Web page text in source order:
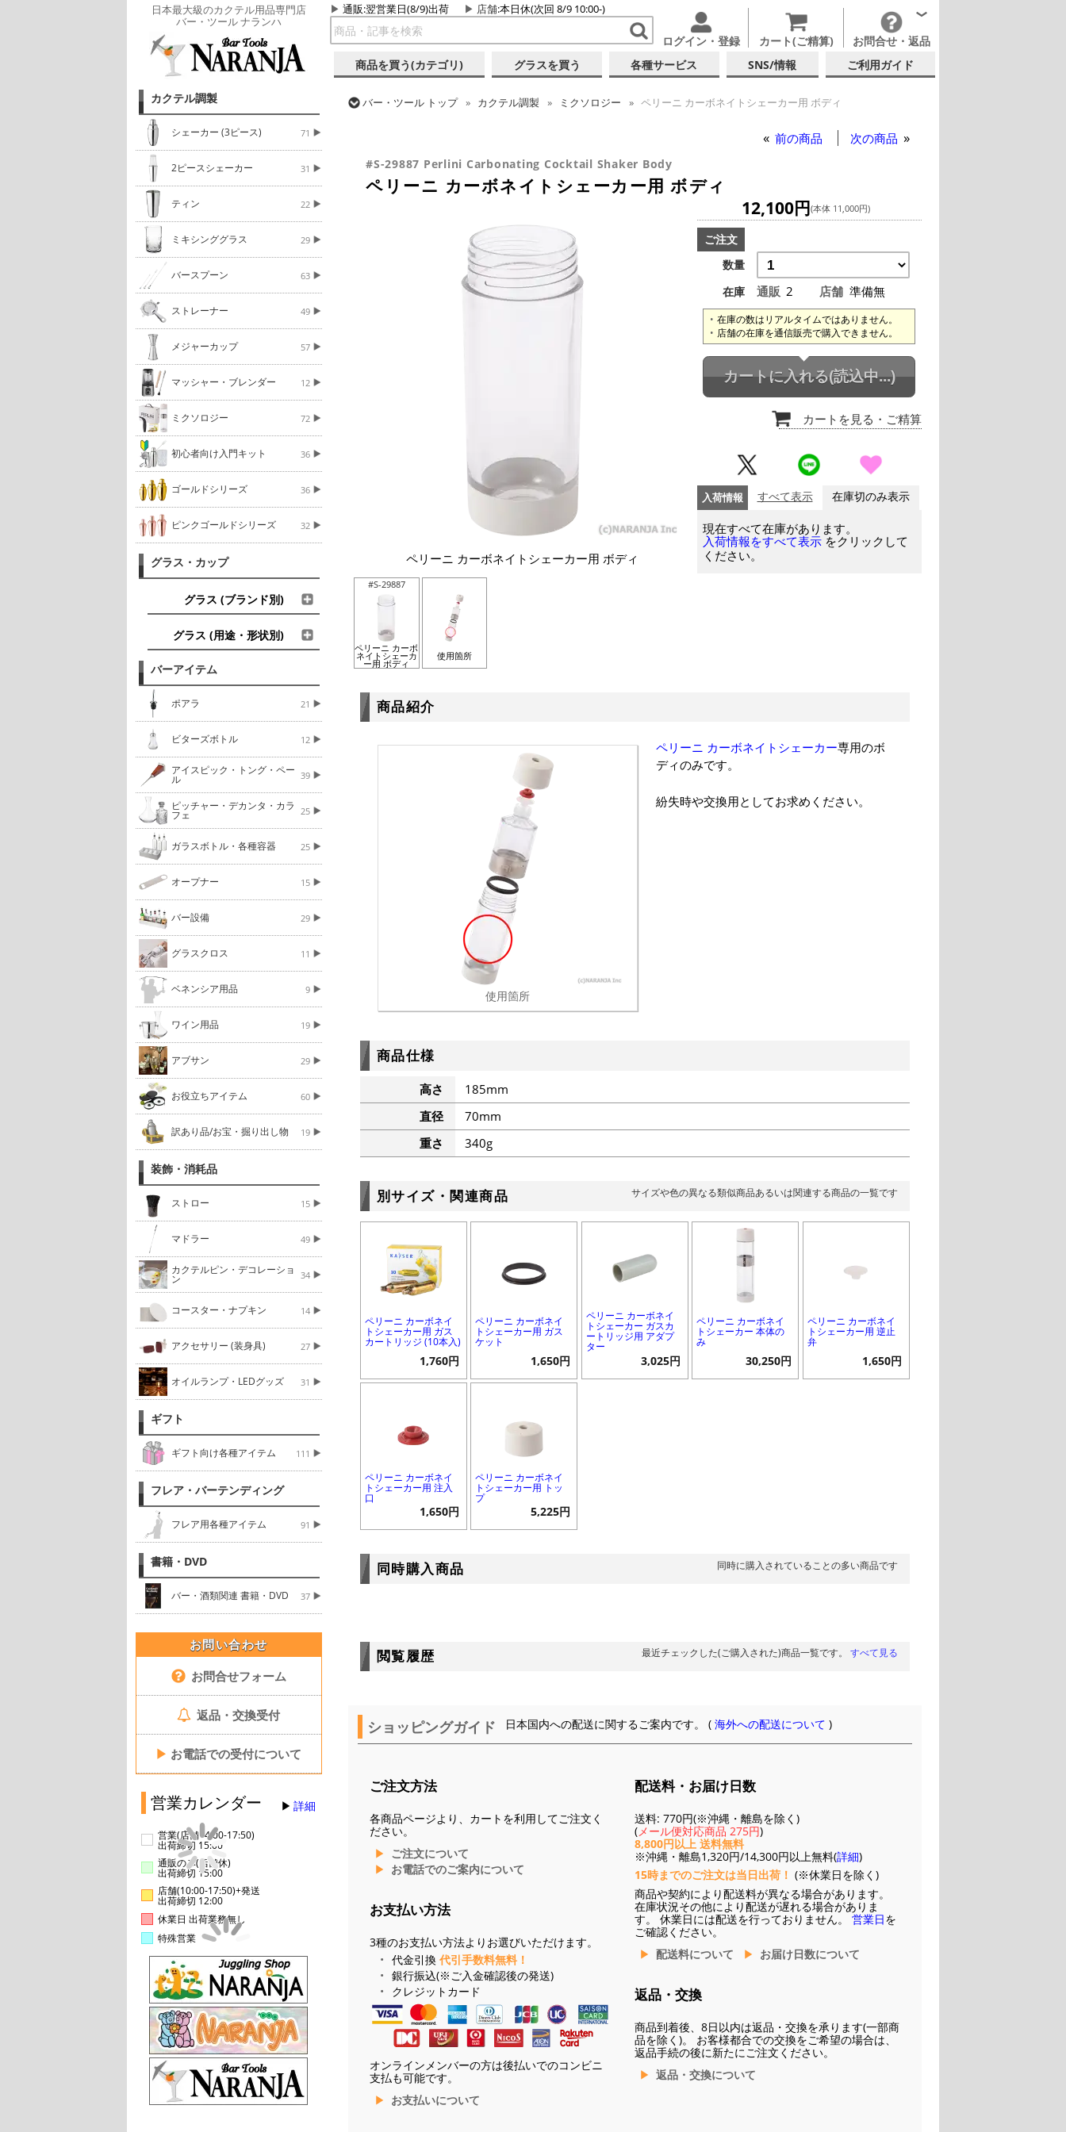
日本最大級のカクテル用品専門店
バー・ツール ナランハ
通販:翌営業日(8/9)出荷 店舗:本日休(次回 8/9 10:00-)
ログイン・登録 カート(ご精算) お問合せ・返品
商品を買う(カテゴリ) グラスを買う 各種サービス SNS/情報 ご利用ガイド
カクテル調製
シェーカー (3ピース) 71
2ピースシェーカー 31
ティン 22
ミキシンググラス 29
バースプーン 63
ストレーナー 49
メジャーカップ 57
マッシャー・ブレンダー 12
ミクソロジー 72
初心者向け入門キット 36
ゴールドシリーズ 36
ピンクゴールドシリーズ 32
グラス・カップ
グラス (ブランド別)
グラス (用途・形状別)
バーアイテム
ポアラ 21
ビターズボトル 12
アイスピック・トング・ペー
ル 39
ピッチャー・デカンタ・カラ
フェ 25
ガラスボトル・各種容器 25
オープナー 15
バー設備 29
グラスクロス 11
ベネンシア用品 9
ワイン用品 19
アブサン 29
お役立ちアイテム 60
訳あり品/お宝・掘り出し物 19
装飾・消耗品
ストロー 15
マドラー 49
カクテルピン・デコレーショ
ン 34
コースター・ナプキン 14
アクセサリー (装身具) 27
オイルランプ・LEDグッズ 31
ギフト
ギフト向け各種アイテム 111
フレア・バーテンディング
フレア用各種アイテム 91
書籍・DVD
バー・酒類関連 書籍・DVD 37
お問い合わせ
お問合せフォーム
返品・交換受付
▶ お電話での受付について
営業カレンダー 詳細
営業(店舗14:00-17:50)
出荷締切 15:00
通販のみ(店舗休)
出荷締切 15:00
店舗(10:00-17:50)+発送
出荷締切 12:00
休業日 出荷業務無し
特殊営業
バー・ツール トップ カクテル調製 ミクソロジー
ペリーニ カーボネイトシェーカー用 ボディ
前の商品 次の商品
#S-29887 Perlini Carbonating Cocktail Shaker Body
ペリーニ カーボネイトシェーカー用 ボディ
ペリーニ カーボネイトシェーカー用 ボディ
#S-29887
ペリーニ カーボ
ネイトシェーカ
ー用 ボディ
使用箇所
12,100円(本体 11,000円)
ご注文
数量
在庫
通販 2 店舗 準備無
在庫の数はリアルタイムではありません。
店舗の在庫を通信販売で購入できません。
カートに入れる(読込中...)
カートを見る ・ご精算
入荷情報 すべて表示 在庫切のみ表示
現在すべて在庫があります。
入荷情報をすべて表示 をクリックして
ください。
商品紹介
使用箇所
ペリーニ カーボネイトシェーカー専用のボ
ディのみです。
紛失時や交換用としてお求めください。
商品仕様
高さ
185mm
直径
70mm
重さ
340g
別サイズ・関連商品 サイズや色の異なる類似商品あるいは関連する商品の一覧です
ペリーニ カーボネイ
トシェーカー用 ガス
カートリッジ (10本入)
1,760円
ペリーニ カーボネイ
トシェーカー用 ガス
ケット
1,650円
ペリーニ カーボネイ
トシェーカー ガスカ
ートリッジ用 アダプ
ター
3,025円
ペリーニ カーボネイ
トシェーカー 本体の
み
30,250円
ペリーニ カーボネイ
トシェーカー用 逆止
弁
1,650円
ペリーニ カーボネイ
トシェーカー用 注入
口
1,650円
ペリーニ カーボネイ
トシェーカー用 トッ
プ
5,225円
同時購入商品 同時に購入されていることの多い商品です
閲覧履歴 最近チェックした(ご購入された)商品一覧です。 すべて見る
ショッピングガイド 日本国内への配送に関するご案内です。 (海外への配送について )
ご注文方法
各商品ページより、カートを利用してご注文く
ださい。
ご注文について
お電話でのご案内について
お支払い方法
3種のお支払い方法よりお選びいただけます。
代金引換 代引手数料無料！
銀行振込(※ご入金確認後の発送)
クレジットカード
オンラインメンバーの方は後払いでのコンビニ
支払も可能です。
お支払いについて
配送料・お届け日数
送料: 770円(※沖縄・離島を除く)
(メール便対応商品 275円)
8,800円以上 送料無料
※沖縄・離島1,320円/14,300円以上無料(詳細)
15時までのご注文は当日出荷！ (※休業日を除く)
商品や契約により配送料が異なる場合があります。
在庫状況その他により配送が遅れる場合がありま
す。 休業日には配送を行っておりません。 営業日を
ご確認ください。
配送料について
お届け日数について
返品・交換
商品到着後、8日以内は返品・交換を承ります(一部商
品を除く)。 お客様都合での交換をご希望の場合は、
返品手続の後に新たにご注文ください。
返品・交換について